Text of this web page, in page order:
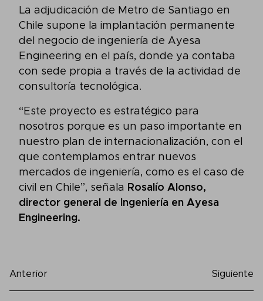
La adjudicación de Metro de Santiago en
Chile supone la implantación permanente
del negocio de ingeniería de Ayesa
Engineering en el país, donde ya contaba
con sede propia a través de la actividad de
consultoría tecnológica.
“Este proyecto es estratégico para
nosotros porque es un paso importante en
nuestro plan de internacionalización, con el
que contemplamos entrar nuevos
mercados de ingeniería, como es el caso de
civil en Chile”, señala Rosalío Alonso,
director general de Ingeniería en Ayesa
Engineering.
Anterior Siguiente